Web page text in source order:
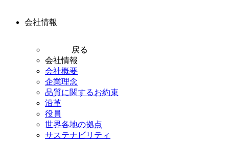
会社情報
戻る
会社情報
会社概要
企業理念
品質に関するお約束
沿革
役員
世界各地の拠点
サステナビリティ